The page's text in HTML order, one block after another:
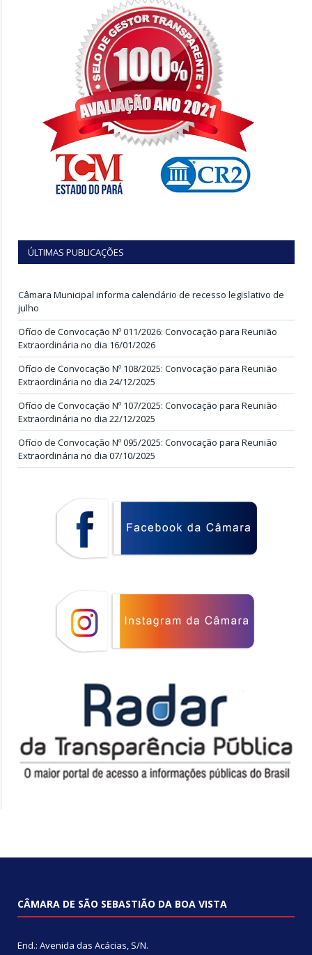
ÚLTIMAS PUBLICAÇÕES
Câmara Municipal informa calendário de recesso legislativo de
julho
Ofício de Convocação Nº 011/2026: Convocação para Reunião
Extraordinária no dia 16/01/2026
Ofício de Convocação Nº 108/2025: Convocação para Reunião
Extraordinária no dia 24/12/2025
Ofício de Convocação Nº 107/2025: Convocação para Reunião
Extraordinária no dia 22/12/2025
Ofício de Convocação Nº 095/2025: Convocação para Reunião
Extraordinária no dia 07/10/2025
CÂMARA DE SÃO SEBASTIÃO DA BOA VISTA
End.: Avenida das Acácias, S/N.